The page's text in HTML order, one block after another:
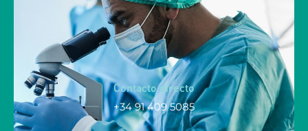
Contacto directo
+34 91 409 5085